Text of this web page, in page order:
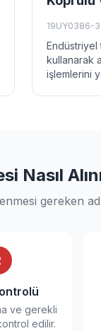
19UY0386-3
kullanarak
işlemlerini
Nasıl
gereken
ve gerekli
edilir.